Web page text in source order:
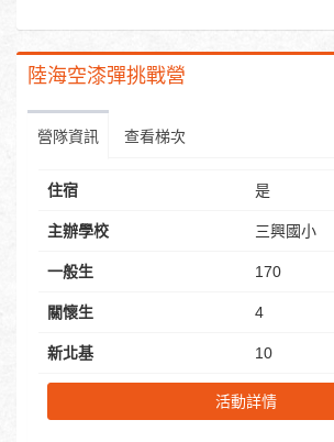
陸海空漆彈挑戰營
營隊資訊 查看梯次
住宿 是
主辦學校 三興國小
一般生 170
關懷生 4
新北基 10
活動詳情